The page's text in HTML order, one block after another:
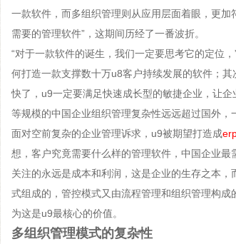
一款软件，而多组织管理则从应用层面着眼，更加
需要的管理软件”，这期间历经了一番波折。
“对于一款软件的诞生，我们一定要思考它的定位
何打造一款支撑数十万u8客户持续发展的软件；
快了，u9一定要满足快速成长型的敏捷企业，让
等规模的中国企业组织管理复杂性远远超过国外
面对空前复杂的企业管理诉求，u9被期望打造成
想，客户究竟需要什么样的管理软件，中国企业
关注的永远是成本和利润，这是企业的生存之本
式组成的，管控模式又由流程管理和组织管理构
为这是u9最核心的价值。
多组织管理模式的复杂性